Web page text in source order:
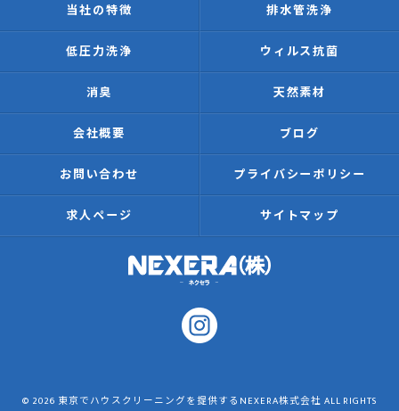
当社の特徴 排水管洗浄
低圧力洗浄 ウィルス抗菌
消臭 天然素材
会社概要 ブログ
お問い合わせ プライバシーポリシー
求人ページ サイトマップ
© 2026 東京でハウスクリーニングを提供するNEXERA株式会社 ALL RIGHTS